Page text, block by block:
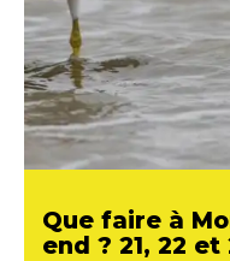
Que faire à
end ? 21, 22